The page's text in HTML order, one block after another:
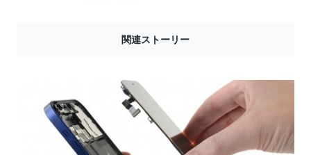
関連ストーリー